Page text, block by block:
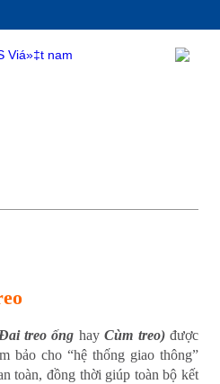
treo ống hayCùm treo)được
bảo cho “hệ thống giao thông”
toàn, đồng thời giúp toàn bộ kết